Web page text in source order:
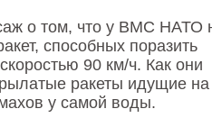
о том, что у ВМС НАТО
способных поразить
90 км/ч. Как они
ракеты идущие на
у самой воды.